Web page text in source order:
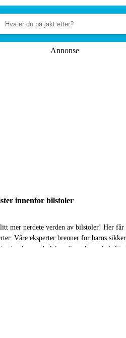
Annonse
innenfor bilstoler
mer nerdete verden av bilstoler! Her
Våre eksperter brenner for barns
og anbefaler ofte at barn skal sitte